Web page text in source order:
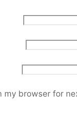
browser for